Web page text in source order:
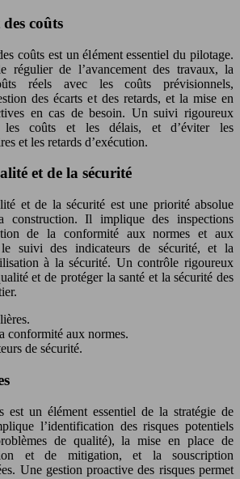
coûts
coûts est un élément essentiel du pilotage.
régulier de l’avancement des travaux, la
réels avec les coûts prévisionnels,
des écarts et des retards, et la mise en
en cas de besoin. Un suivi rigoureux
les coûts et les délais, et d’éviter les
et les retards d’exécution.
et de la sécurité
et de la sécurité est une priorité absolue
construction. Il implique des inspections
de la conformité aux normes et aux
suivi des indicateurs de sécurité, et la
à la sécurité. Un contrôle rigoureux
et de protéger la santé et la sécurité des
conformité aux normes.
de sécurité.
est un élément essentiel de la stratégie de
l’identification des risques potentiels
de qualité), la mise en place de
et de mitigation, et la souscription
Une gestion proactive des risques permet